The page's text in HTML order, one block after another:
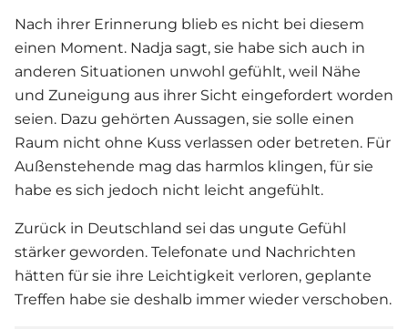
Nach ihrer Erinnerung blieb es nicht bei diesem
einen Moment. Nadja sagt, sie habe sich auch in
anderen Situationen unwohl gefühlt, weil Nähe
und Zuneigung aus ihrer Sicht eingefordert worden
seien. Dazu gehörten Aussagen, sie solle einen
Raum nicht ohne Kuss verlassen oder betreten. Für
Außenstehende mag das harmlos klingen, für sie
habe es sich jedoch nicht leicht angefühlt.
Zurück in Deutschland sei das ungute Gefühl
stärker geworden. Telefonate und Nachrichten
hätten für sie ihre Leichtigkeit verloren, geplante
Treffen habe sie deshalb immer wieder verschoben.